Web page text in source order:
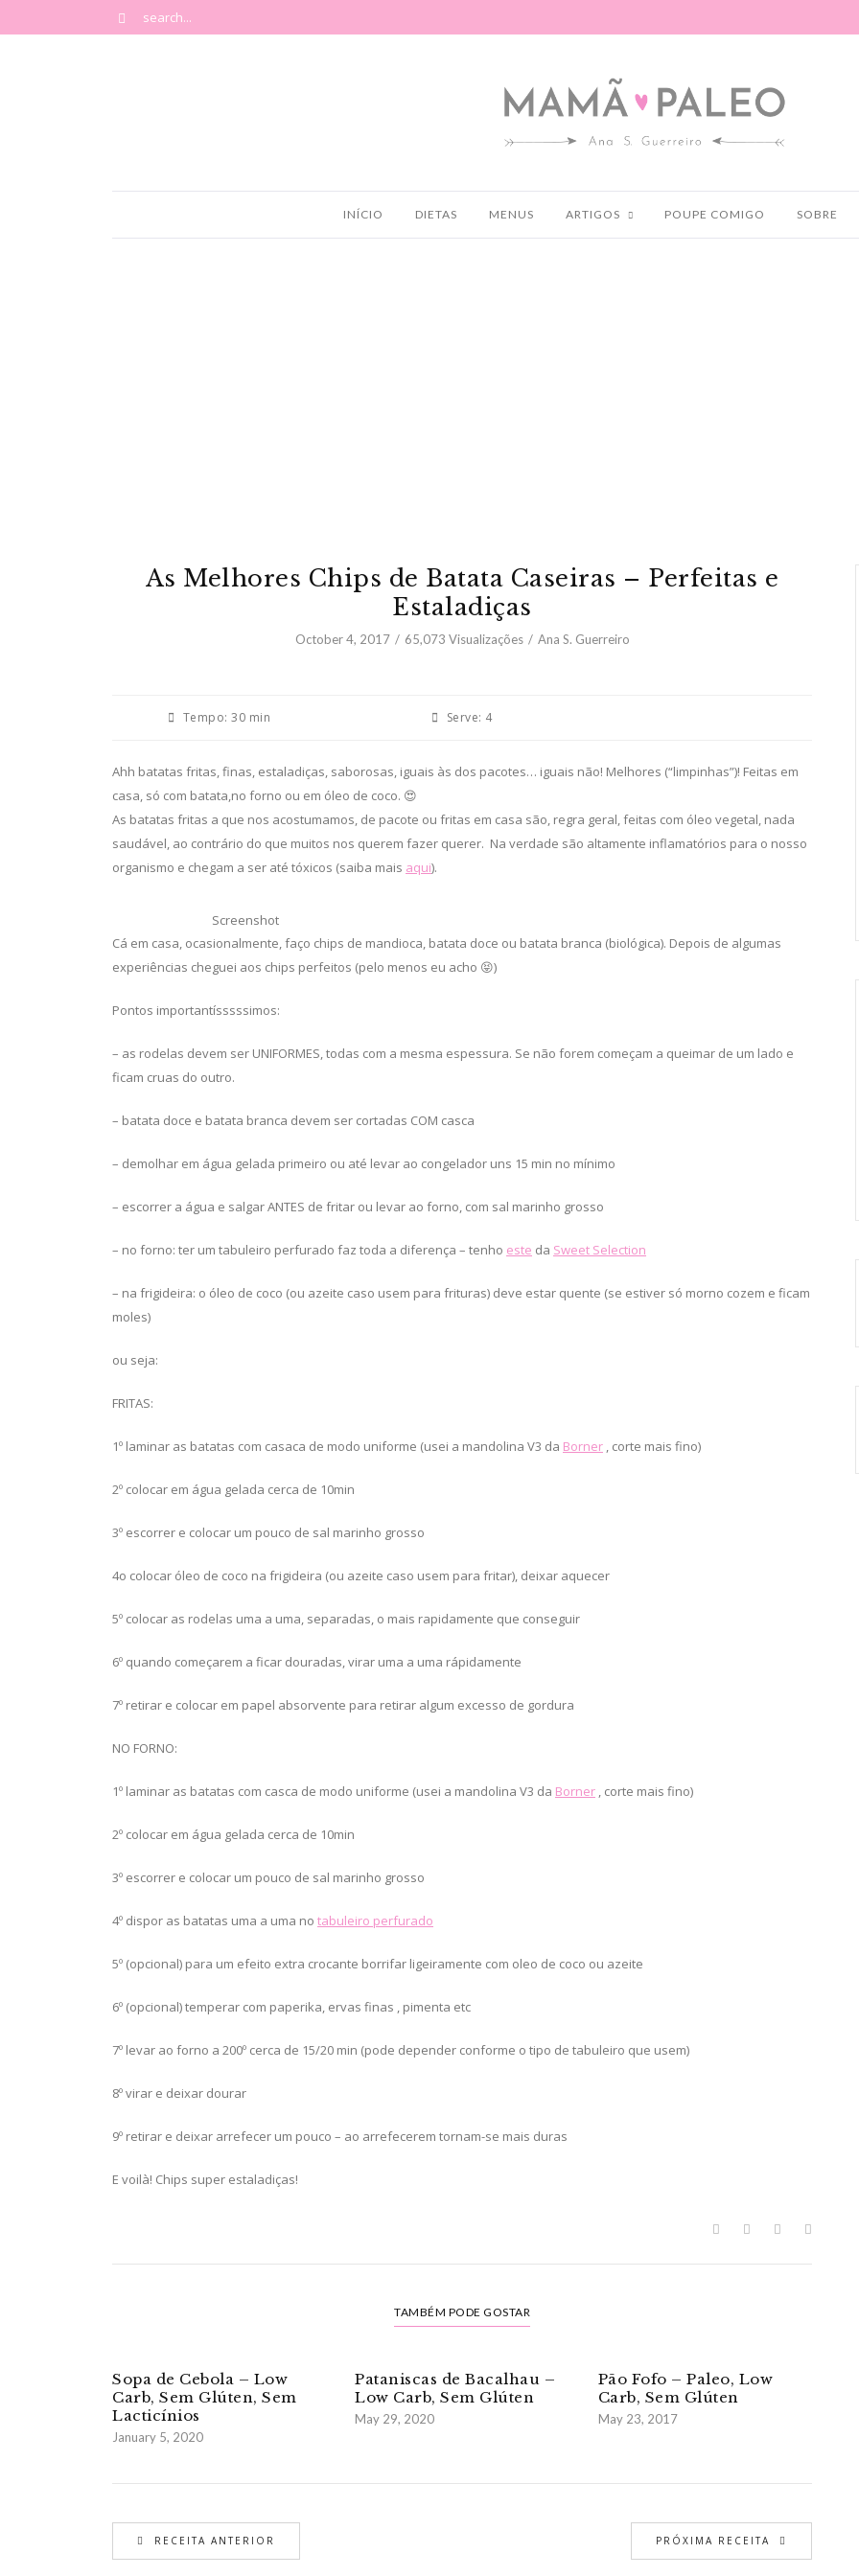
INÍCIO DIETAS MENUS ARTIGOS POUPE COMIGO SOBRE
As Melhores Chips de Batata Caseiras – Perfeitas e
Estaladiças
October 4, 2017 65,073 Visualizações Ana S. Guerreiro
Tempo: 30 min Serve: 4
Ahh batatas fritas, finas, estaladiças, saborosas, iguais às dos pacotes… iguais não! Melhores (“limpinhas”)! Feitas em
casa, só com batata,no forno ou em óleo de coco. 😍
As batatas fritas a que nos acostumamos, de pacote ou fritas em casa são, regra geral, feitas com óleo vegetal, nada
saudável, ao contrário do que muitos nos querem fazer querer. Na verdade são altamente inflamatórios para o nosso
organismo e chegam a ser até tóxicos (saiba mais aqui).
Screenshot
Cá em casa, ocasionalmente, faço chips de mandioca, batata doce ou batata branca (biológica). Depois de algumas
experiências cheguei aos chips perfeitos (pelo menos eu acho 😝)
Pontos importantísssssimos:
– as rodelas devem ser UNIFORMES, todas com a mesma espessura. Se não forem começam a queimar de um lado e
ficam cruas do outro.
– batata doce e batata branca devem ser cortadas COM casca
– demolhar em água gelada primeiro ou até levar ao congelador uns 15 min no mínimo
– escorrer a água e salgar ANTES de fritar ou levar ao forno, com sal marinho grosso
– no forno: ter um tabuleiro perfurado faz toda a diferença – tenho este da Sweet Selection
– na frigideira: o óleo de coco (ou azeite caso usem para frituras) deve estar quente (se estiver só morno cozem e ficam
moles)
ou seja:
FRITAS:
1º laminar as batatas com casaca de modo uniforme (usei a mandolina V3 da Borner , corte mais fino)
2º colocar em água gelada cerca de 10min
3º escorrer e colocar um pouco de sal marinho grosso
4o colocar óleo de coco na frigideira (ou azeite caso usem para fritar), deixar aquecer
5º colocar as rodelas uma a uma, separadas, o mais rapidamente que conseguir
6º quando começarem a ficar douradas, virar uma a uma rápidamente
7º retirar e colocar em papel absorvente para retirar algum excesso de gordura
NO FORNO:
1º laminar as batatas com casca de modo uniforme (usei a mandolina V3 da Borner , corte mais fino)
2º colocar em água gelada cerca de 10min
3º escorrer e colocar um pouco de sal marinho grosso
4º dispor as batatas uma a uma no tabuleiro perfurado
5º (opcional) para um efeito extra crocante borrifar ligeiramente com oleo de coco ou azeite
6º (opcional) temperar com paperika, ervas finas , pimenta etc
7º levar ao forno a 200º cerca de 15/20 min (pode depender conforme o tipo de tabuleiro que usem)
8º virar e deixar dourar
9º retirar e deixar arrefecer um pouco – ao arrefecerem tornam-se mais duras
E voilà! Chips super estaladiças!
TAMBÉM PODE GOSTAR
Sopa de Cebola – Low
Carb, Sem Glúten, Sem
Lacticínios
January 5, 2020
Pataniscas de Bacalhau –
Low Carb, Sem Glúten
May 29, 2020
Pão Fofo – Paleo, Low
Carb, Sem Glúten
May 23, 2017
RECEITA ANTERIOR PRÓXIMA RECEITA